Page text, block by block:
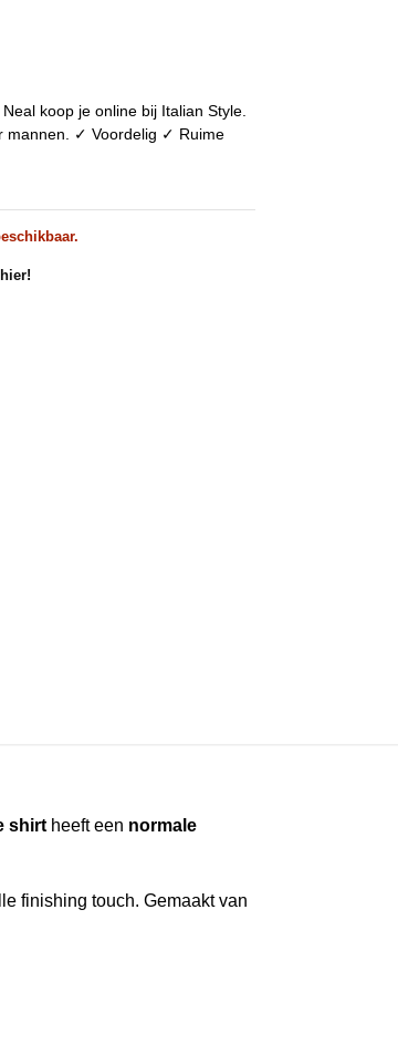
koop je online bij Italian Style.
mannen. ✓ Voordelig ✓ Ruime
shirtheeft een normale
finishing touch. Gemaakt van